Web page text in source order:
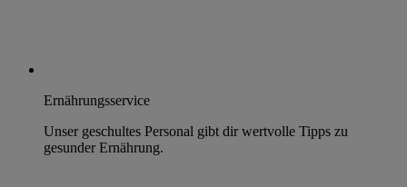
Ernährungsservice
Unser geschultes Personal gibt dir wertvolle Tipps zu
gesunder Ernährung.